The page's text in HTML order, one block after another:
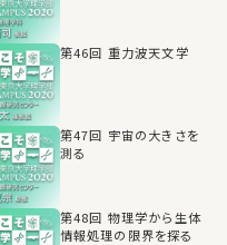
第46回 重力波天文学
第47回 宇宙の大きさを
測る
第48回 物理学から生体
情報処理の限界を探る